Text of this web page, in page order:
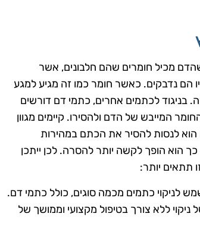
מכיל חומרים שהם חלבונים, אשר
הם נדבקים. כאשר חומר כמו זה מגיע למגע
בניגוד לכתמים אחרים, כתמי דם דורשים
המייבש של הדם ולהסירו. קיימים מגוון
לנסות להסיר את הכתם במהירות
הוא הופך לקשה יותר להסרה. לכן ייתכן
תתאים יותר:
לניקוי כתמים מכמה סוגים, כולל כתמי דם.
ללא צורך בטיפול מקצועי וממושך של